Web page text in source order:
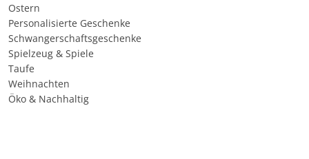
Ostern
Personalisierte Geschenke
Schwangerschaftsgeschenke
Spielzeug & Spiele
Taufe
Weihnachten
Öko & Nachhaltig